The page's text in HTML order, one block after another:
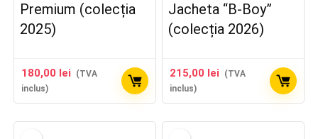
Premium (colecția
2025)
180,00 lei
(TVA
inclus)
Jacheta “B-Boy”
(colecția 2026)
215,00 lei
(TVA
inclus)